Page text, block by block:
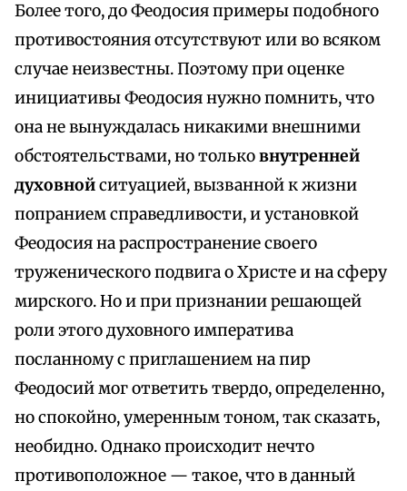
Более того, до Феодосия примеры подобного
противостояния отсутствуют или во всяком
случае неизвестны. Поэтому при оценке
инициативы Феодосия нужно помнить, что
она не вынуждалась никакими внешними
обстоятельствами, но тольковнутренней
духовнойситуацией, вызванной к жизни
попранием справедливости, и установкой
Феодосия на распространение своего
труженического подвига о Христе и на сферу
мирского. Но и при признании решающей
роли этого духовного императива
посланному с приглашением на пир
Феодосий мог ответить твердо, определенно,
но спокойно, умеренным тоном, так сказать,
необидно. Однако происходит нечто
противоположное — такое, что в данный